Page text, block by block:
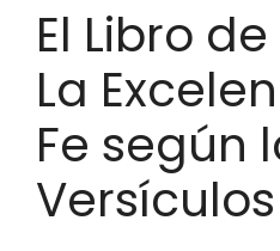
El Libro
La
Fe según